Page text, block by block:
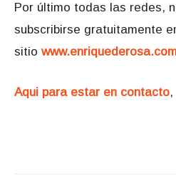
Por último todas las redes,
subscribirse gratuitamente
sitio
Aqui para estar en contacto